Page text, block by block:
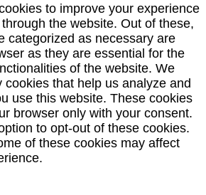
to improve your experience
the website. Out of these,
categorized as necessary are
as they are essential for the
of the website. We
cookies that help us analyze and
use this website. These cookies
browser only with your consent.
to opt-out of these cookies.
of these cookies may affect